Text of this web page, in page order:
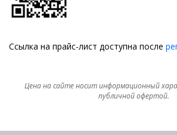
Ссылка на прайс-лист доступна после
Цена на сайте носит информационный
публичной офертой.